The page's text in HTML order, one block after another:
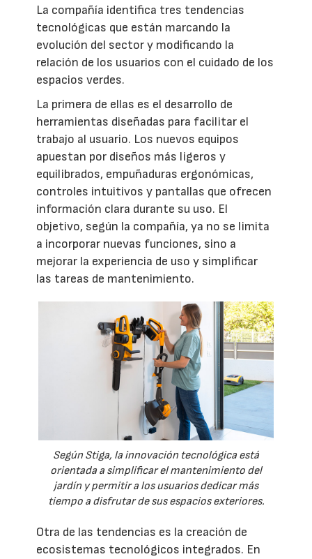
La compañía identifica tres tendencias
tecnológicas que están marcando la
evolución del sector y modificando la
relación de los usuarios con el cuidado de los
espacios verdes.
La primera de ellas es el desarrollo de
herramientas diseñadas para facilitar el
trabajo al usuario. Los nuevos equipos
apuestan por diseños más ligeros y
equilibrados, empuñaduras ergonómicas,
controles intuitivos y pantallas que ofrecen
información clara durante su uso. El
objetivo, según la compañía, ya no se limita
a incorporar nuevas funciones, sino a
mejorar la experiencia de uso y simplificar
las tareas de mantenimiento.
Según Stiga, la innovación tecnológica está
orientada a simplificar el mantenimiento del
jardín y permitir a los usuarios dedicar más
tiempo a disfrutar de sus espacios exteriores.
Otra de las tendencias es la creación de
ecosistemas tecnológicos integrados. En